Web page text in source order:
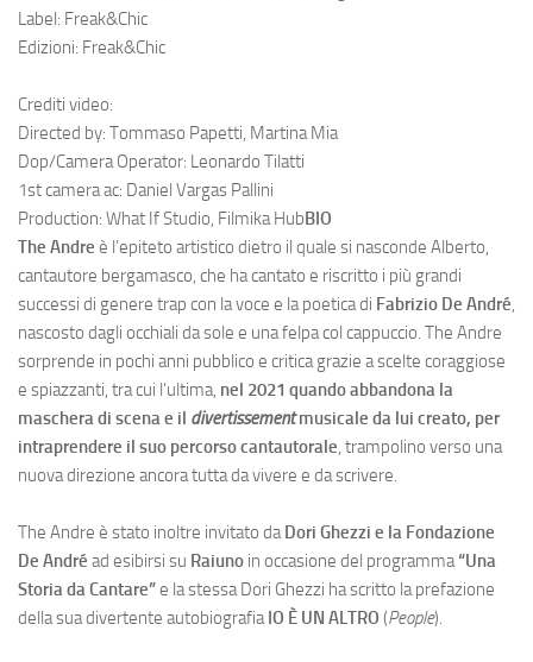
Label: Freak&Chic
Edizioni: Freak&Chic
Crediti video:
Directed by: Tommaso Papetti, Martina Mia
Dop/Camera Operator: Leonardo Tilatti
1st camera ac: Daniel Vargas Pallini
Production: What If Studio, Filmika HubBIO
The Andre è l’epiteto artistico dietro il quale si nasconde Alberto,
cantautore bergamasco, che ha cantato e riscritto i più grandi
successi di genere trap con la voce e la poetica di Fabrizio De André,
nascosto dagli occhiali da sole e una felpa col cappuccio. The Andre
sorprende in pochi anni pubblico e critica grazie a scelte coraggiose
e spiazzanti, tra cui l’ultima, nel 2021 quando abbandona la
maschera di scena e il divertissementmusicale da lui creato, per
intraprendere il suo percorso cantautorale, trampolino verso una
nuova direzione ancora tutta da vivere e da scrivere.
The Andre è stato inoltre invitato daDori Ghezzi e la Fondazione
De André ad esibirsi su Raiuno in occasione del programma“Una
Storia da Cantare”e la stessa Dori Ghezzi ha scritto la prefazione
della sua divertente autobiografiaIO È UN ALTRO (People).